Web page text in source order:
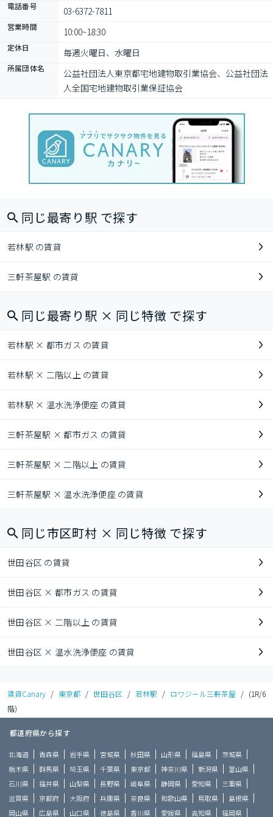
電話番号 03-6372-7811
営業時間 10:00~18:30
定休日 毎週火曜日、水曜日
所属団体名
公益社団法⼈東京都宅地建物取引業協会、公益社団法
⼈全国宅地建物取引業保証協会
同じ最寄り駅 で探す
若林駅 の賃貸
三軒茶屋駅 の賃貸
同じ最寄り駅 × 同じ特徴 で探す
若林駅 × 都市ガス の賃貸
若林駅 × 二階以上 の賃貸
若林駅 × 温水洗浄便座 の賃貸
三軒茶屋駅 × 都市ガス の賃貸
三軒茶屋駅 × 二階以上 の賃貸
三軒茶屋駅 × 温水洗浄便座 の賃貸
同じ市区町村 × 同じ特徴 で探す
世田谷区 の賃貸
世田谷区 × 都市ガス の賃貸
世田谷区 × 二階以上 の賃貸
世田谷区 × 温水洗浄便座 の賃貸
賃貸Canary / 東京都 / 世田谷区 / 若林駅 / ロワジール三軒茶屋 / (1R/6
階)
都道府県から探す
北海道 青森県 岩手県 宮城県 秋田県 山形県 福島県
茨城県
栃木県
群馬県 埼玉県 千葉県 東京都 神奈川県 新潟県
富山県
石川県
福井県 山梨県 長野県 岐阜県 静岡県 愛知県
三重県
滋賀県
京都府 大阪府 兵庫県 奈良県 和歌山県 鳥取県
島根県
岡山県
広島県 山口県 徳島県 香川県 愛媛県 高知県 福岡県